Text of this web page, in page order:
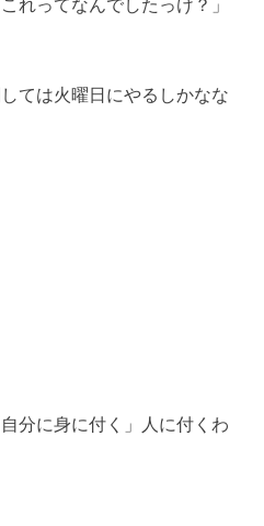
れってなんでしたっけ？」
ては火曜日にやるしかなな
分に身に付く」人に付くわ